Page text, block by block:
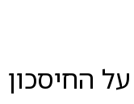
החיסכון